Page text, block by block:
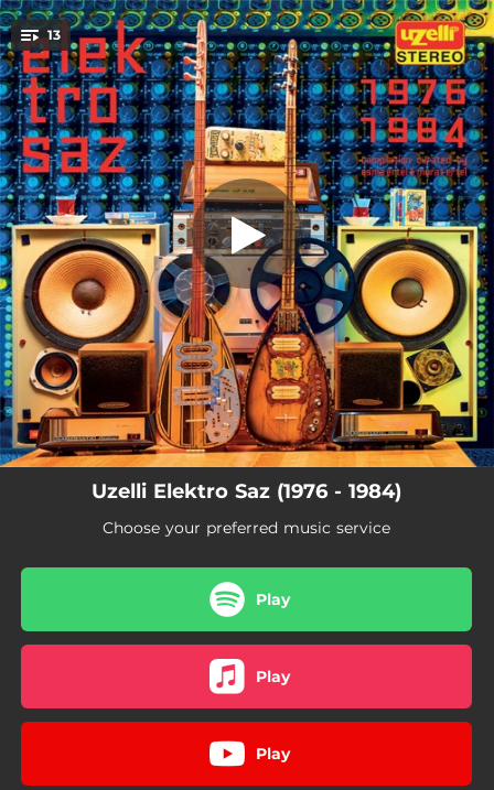
You're all set!
13 Darıldım Darıldım (feat. Arif Sağ)
Darıldım Darıldım (feat. Arif Sağ)
05:10
Misket
02:12
Gönül Dağı
02:43
Topal
02:06
Karanfilli Yar
01:40
Yine Gönlüm Sende
05:42
Mercanlar
02:49
Yaz Dostum
05:15
Nar Tanesi
04:42
Dom Dom Kurşunu
Yirminci Asrın Bozuk Düzeni
03:43
Uzelli Elektro Saz (1976 - 1984)
Choose your preferred music service
Play
Play
Play
.